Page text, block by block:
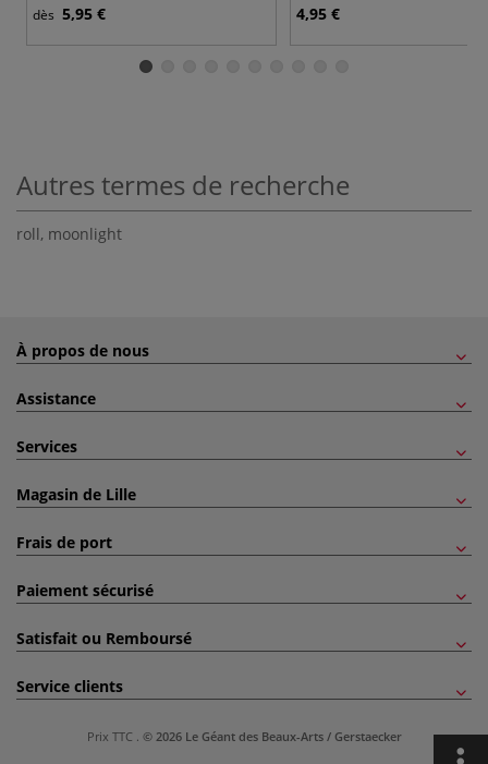
dès 5,95 € 4,95 €
Autres termes de recherche
roll, moonlight
À propos de nous
Assistance
Services
Magasin de Lille
Frais de port
Paiement sécurisé
Satisfait ou Remboursé
Service clients
Prix TTC . © 2026 Le Géant des Beaux-Arts / Gerstaecker